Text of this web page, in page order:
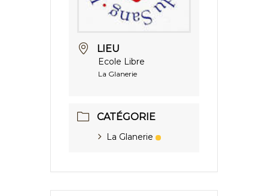
LIEU
Ecole Libre
La Glanerie
CATÉGORIE
La Glanerie